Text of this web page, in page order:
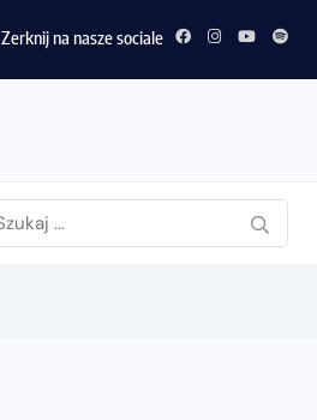
Zerknij na nasze sociale